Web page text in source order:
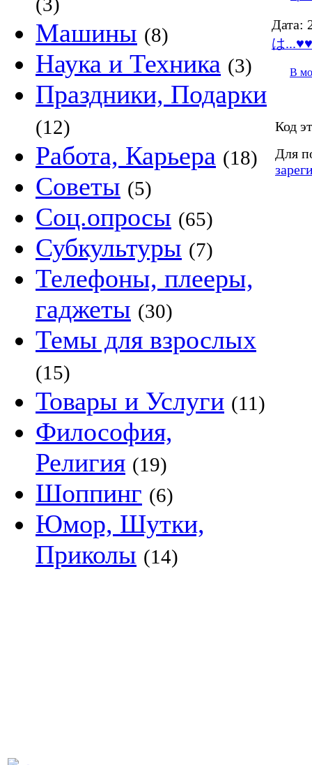
Машины (8)
Наука и Техника (3)
Праздники, Подарки
(12)
Работа, Карьера (18)
Советы (5)
Соц.опросы (65)
Субкультуры (7)
Телефоны, плееры,
гаджеты (30)
Темы для взрослых
(15)
Товары и Услуги (11)
Философия,
Религия (19)
Шоппинг (6)
Юмор, Шутки,
Приколы (14)
Дата:
は...♥♥
В
Код
Для